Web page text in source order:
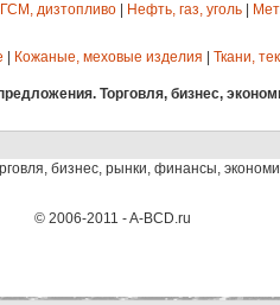
дизтопливо Нефть, газ, уголь
Кожаные, меховые изделия Ткани,
Торговля, бизнес,
бизнес, рынки, финансы,
© 2006-2011 - A-BCD.ru